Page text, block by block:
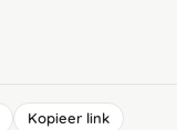
Kopieer link